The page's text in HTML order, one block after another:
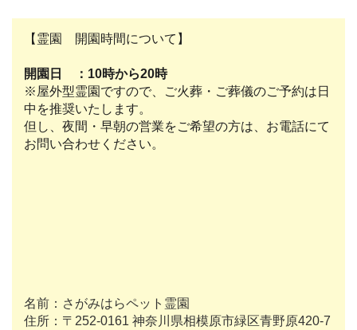
【霊園 開園時間について】
開園日 ：10時から20時
※屋外型霊園ですので、ご火葬・ご葬儀のご予約は日
中を推奨いたします。
但し、夜間・早朝の営業をご希望の方は、お電話にて
お問い合わせください。
名前：さがみはらペット霊園
住所：〒252-0161 神奈川県相模原市緑区青野原420-7